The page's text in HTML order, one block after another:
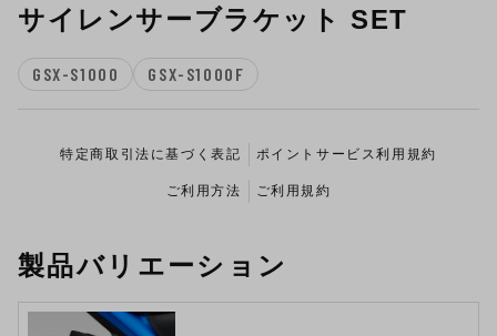
サイレンサーブラケット SET
GSX-S1000 GSX-S1000F
特定商取引法に基づく表記 ポイントサービス利用規約
ご利用方法 ご利用規約
製品バリエーション